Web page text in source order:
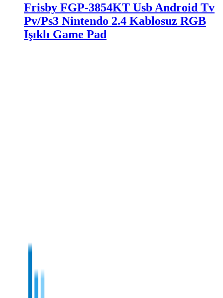
Frisby FGP-3854KT Usb Android Tv
Pv/Ps3 Nintendo 2.4 Kablosuz RGB
Işıklı Game Pad